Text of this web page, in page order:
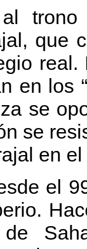
que
real.
en los
se
se
en
el
de